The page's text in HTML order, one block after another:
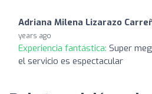
Adriana Milena Lizarazo
years ago
Experiencia fantástica: Super
el servicio es espectacular